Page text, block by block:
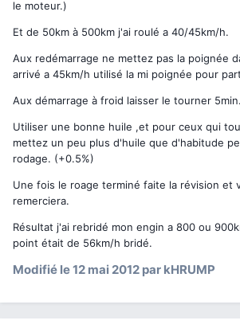
le moteur.)
Et de 50km à 500km j'ai roulé a 40/45km/h.
Aux redémarrage ne mettez pas la poignée
arrivé a 45km/h utilisé la mi poignée pour
Aux démarrage à froid laisser le tourner 5min.
Utiliser une bonne huile ,et pour ceux qui
mettez un peu plus d'huile que d'habitude
rodage. (+0.5%)
Une fois le roage terminé faite la révision et
remerciera.
Résultat j'ai rebridé mon engin a 800 ou
point était de 56km/h bridé.
Modifié le 12 mai 2012 par kHRUMP